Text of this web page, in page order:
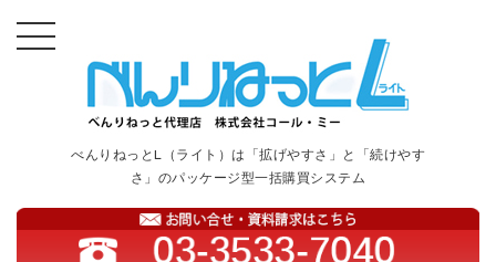
べんりねっとL（ライト）は「拡げやすさ」と「続けやす
さ」のパッケージ型一括購買システム